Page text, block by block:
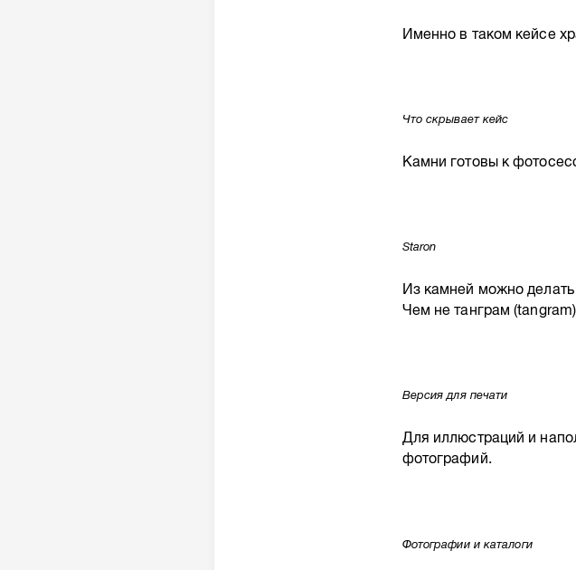
Именно в таком кейсе
Что скрывает кейс
Камни готовы к
Staron
Из камней можно
Чем не танграм
Версия для печати
Для иллюстраций и
фотографий.
Фотографии и каталоги